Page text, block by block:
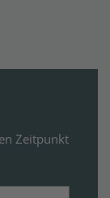
Zeitpunkt